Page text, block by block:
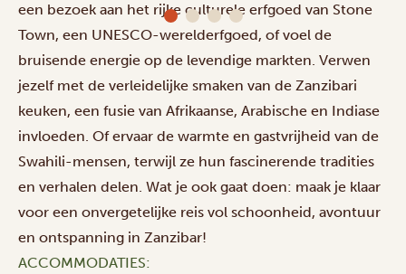
een bezoek aan het rijke culturele erfgoed van Stone
Town, een UNESCO-werelderfgoed, of voel de
bruisende energie op de levendige markten. Verwen
jezelf met de verleidelijke smaken van de Zanzibari
keuken, een fusie van Afrikaanse, Arabische en Indiase
invloeden. Of ervaar de warmte en gastvrijheid van de
Swahili-mensen, terwijl ze hun fascinerende tradities
en verhalen delen. Wat je ook gaat doen: maak je klaar
voor een onvergetelijke reis vol schoonheid, avontuur
en ontspanning in Zanzibar!
ACCOMMODATIES: